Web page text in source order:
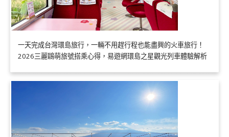
一天完成台灣環島旅行，一輛不用趕行程也能盡興的火車旅行！
2026三麗鷗萌旅號搭乘心得，易遊網環島之星觀光列車體驗解析